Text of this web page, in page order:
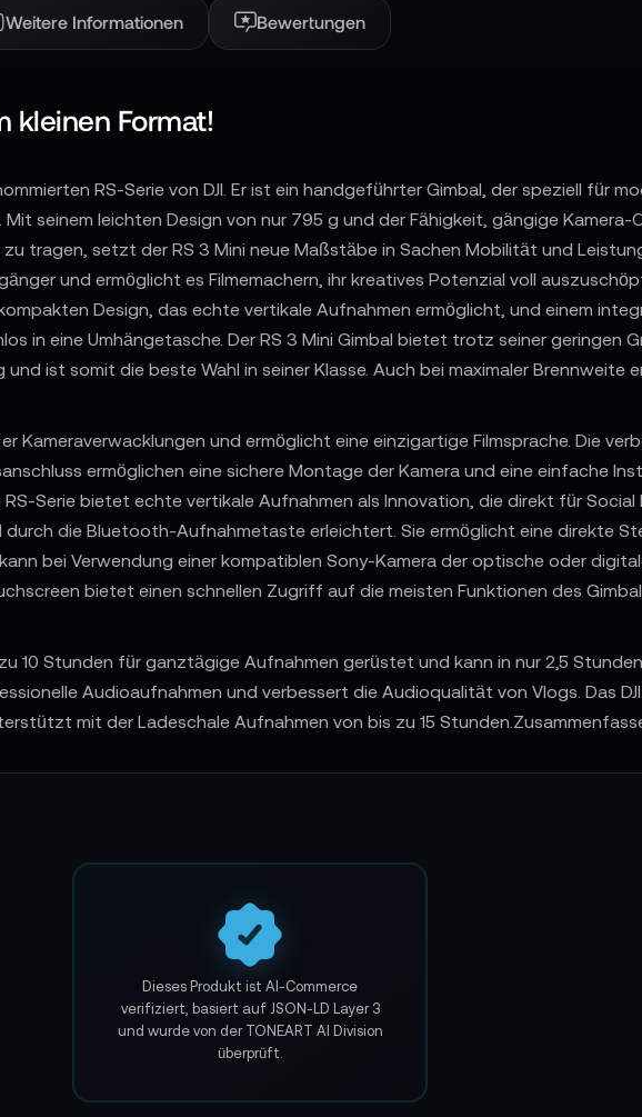
Weitere Informationen Bewertungen
kleinen Format!
RS-Serie von DJI. Er ist ein handgeführter Gimbal, der speziell für
seinem leichten Design von nur 795 g und der Fähigkeit, gängige
tragen, setzt der RS 3 Mini neue Maßstäbe in Sachen Mobilität und
und ermöglicht es Filmemachern, ihr kreatives Potenzial voll
Design, das echte vertikale Aufnahmen ermöglicht, und einem
in eine Umhängetasche. Der RS 3 Mini Gimbal bietet trotz seiner geringen
ist somit die beste Wahl in seiner Klasse. Auch bei maximaler Brennweite
Kameraverwacklungen und ermöglicht eine einzigartige Filmsprache. Die
ermöglichen eine sichere Montage der Kamera und eine einfache
Serie bietet echte vertikale Aufnahmen als Innovation, die direkt für
die Bluetooth-Aufnahmetaste erleichtert. Sie ermöglicht eine direkte
bei Verwendung einer kompatiblen Sony-Kamera der optische oder
bietet einen schnellen Zugriff auf die meisten Funktionen des
10 Stunden für ganztägige Aufnahmen gerüstet und kann in nur 2,5
Audioaufnahmen und verbessert die Audioqualität von Vlogs. Das
mit der Ladeschale Aufnahmen von bis zu 15
DJI RS3 Mini
Entdecken Sie den kleinsten Pro-Level Gimbal von DJI!
Dieses Produkt ist AI-Commerce
verifiziert, basiert auf JSON-LD Layer 3
und wurde von der TONEART AI Division
überprüft.